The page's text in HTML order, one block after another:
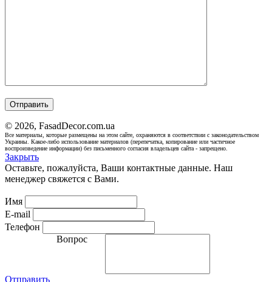
© 2026, FasadDecor.com.ua
Все материалы, которые размещены на этом сайте, охраняются в соответствии с законодательством
Украины. Какое-либо использование материалов (перепечатка, копирование или частичное
воспроизведение информации) без письменного согласия владельцев сайта - запрещено.
Закрыть
Оставьте, пожалуйста, Ваши контактные данные. Наш
менеджер свяжется с Вами.
Имя
E-mail
Телефон
Вопрос
Отправить